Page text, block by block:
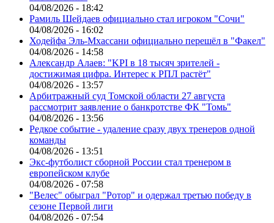
04/08/2026 - 18:42
Рамиль Шейдаев официально стал игроком "Сочи"
04/08/2026 - 16:02
Ходейфа Эль-Мхассани официально перешёл в "Факел"
04/08/2026 - 14:58
Александр Алаев: "KPI в 18 тысяч зрителей -
достижимая цифра. Интерес к РПЛ растёт"
04/08/2026 - 13:57
Арбитражный суд Томской области 27 августа
рассмотрит заявление о банкротстве ФК "Томь"
04/08/2026 - 13:56
Редкое событие - удаление сразу двух тренеров одной
команды
04/08/2026 - 13:51
Экс-футболист сборной России стал тренером в
европейском клубе
04/08/2026 - 07:58
"Велес" обыграл "Ротор" и одержал третью победу в
сезоне Первой лиги
04/08/2026 - 07:54